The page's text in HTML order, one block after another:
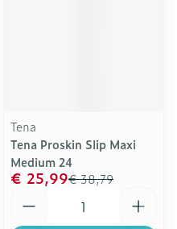
Tena
Tena Proskin Slip Maxi
Medium 24
€ 38,79
€ 25,99